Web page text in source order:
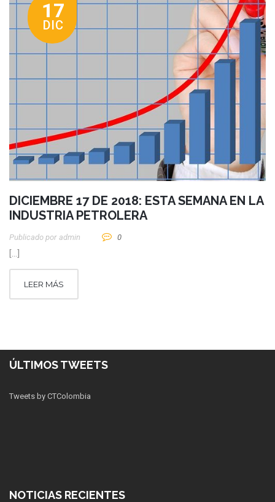
17
DIC
DICIEMBRE 17 DE 2018: ESTA SEMANA EN LA
INDUSTRIA PETROLERA
Publicado por Admin 0
[…]
LEER MÁS
ÚLTIMOS TWEETS
Tweets by CTColombia
NOTICIAS RECIENTES